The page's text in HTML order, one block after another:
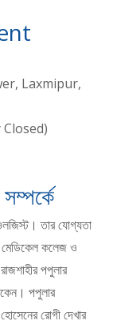
Laxmipur,
তার যোগ্যতা
মেডিকেল কলেজ ও
পপুলার
পপুলার
রোগী দেখার